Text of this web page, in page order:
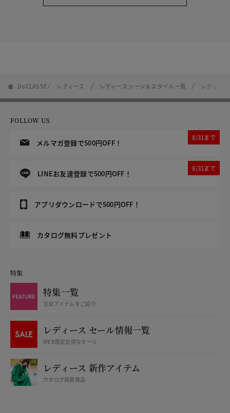
DoCLASSE レディース レディース シーン＆スタイル一覧 レディー
FOLLOW US
メルマガ登録で500円OFF！
8/31まで
LINEお友達登録で500円OFF！
8/31まで
アプリダウンロードで500円OFF！
カタログ無料プレゼント
特集
特集一覧
注目アイテムをご紹介
レディース セール情報一覧
WEB限定お得なセール
レディース 新作アイテム
カタログ掲載商品